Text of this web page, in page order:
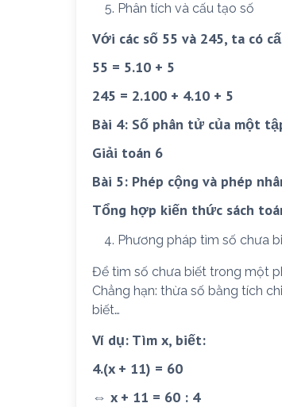
Phân tích và cấu tạo số
Với các số 55 và 245, ta có
55 = 5.10 + 5
245 = 2.100 + 4.10 + 5
Bài 4: Số phân tử của một
Giải toán 6
Bài 5: Phép cộng và phép
Tổng hợp kiến thức sách
Phương pháp tìm số chưa
Để tìm số chưa biết trong một
Chẳng hạn: thừa số bằng tích
biết…
Ví dụ: Tìm x, biết:
4.(x + 11) = 60
⇔ x + 11 = 60 : 4